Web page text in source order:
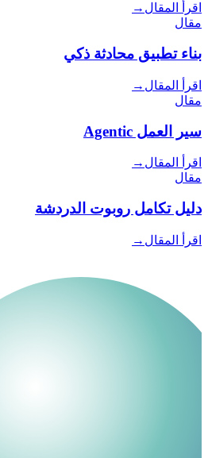
اقرأ المقال →
مقال
بناء تطبيق محادثة ذكي
اقرأ المقال →
مقال
سير العمل Agentic
اقرأ المقال →
مقال
دليل تكامل روبوت الدردشة
اقرأ المقال →